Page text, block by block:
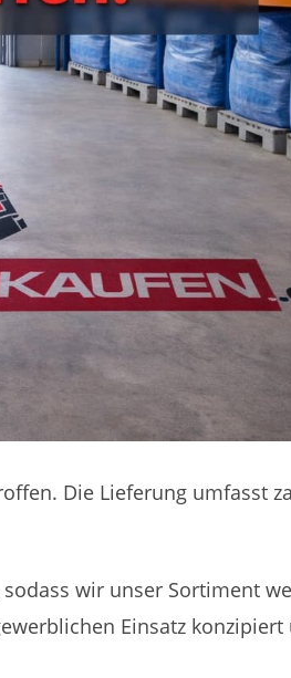
Die Lieferung umfasst
wir unser Sortiment
Einsatz konzipiert